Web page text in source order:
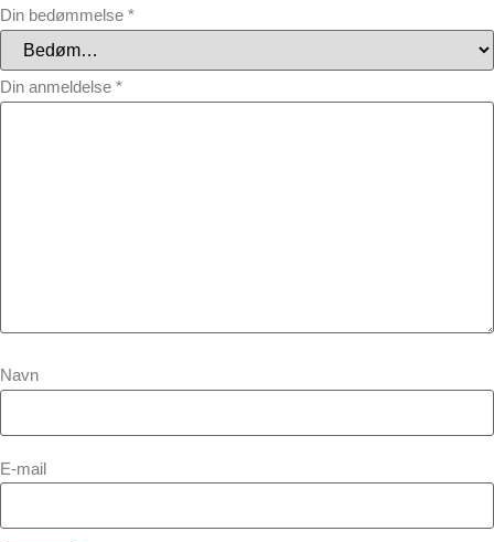
Din bedømmelse *
Din anmeldelse *
Navn
E-mail